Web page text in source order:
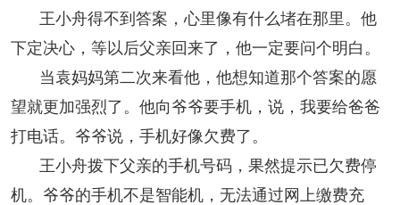
王小舟得不到答案，心里像有什么堵在那里。他
下定决心，等以后父亲回来了，他一定要问个明白。
当袁妈妈第二次来看他，他想知道那个答案的愿
望就更加强烈了。他向爷爷要手机，说，我要给爸爸
打电话。爷爷说，手机好像欠费了。
王小舟拨下父亲的手机号码，果然提示已欠费停
机。爷爷的手机不是智能机，无法通过网上缴费充